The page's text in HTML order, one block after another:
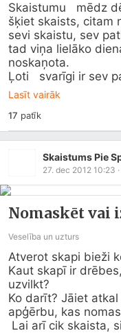
Skaistumu   mēdz
šķiet skaists, citam
sevi skaistu, sev
tad viņa lielāko
noskaņota.
Ļoti   svarīgi ir sev
Lasīt vairāk
17 patīk
Skaistums Pie
27. dec 2012 10:23
Nomaskēt vai
Veselība un uzturs
Atverot skapi bieži
Kaut skapī ir
uzvilkt?
Ko darīt? Jāiet
apģērbu, kas
Lai arī cik skaista,